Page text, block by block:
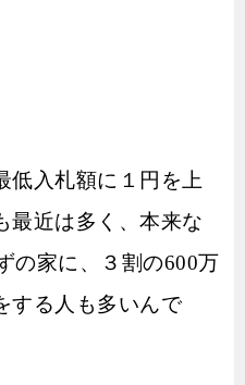
低入札額に１円を上
最近は多く、本来な
の家に、３割の600万
する人も多いんで